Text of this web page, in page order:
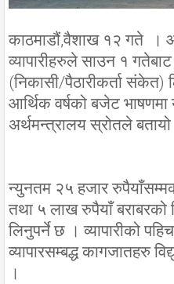
काठमाडौं,वैशाख १२ गते ।
व्यापारीहरुले साउन १
(निकासी/पैठारीकर्ता
आर्थिक वर्षको बजेट
अर्थमन्त्रालय स्रोतले
न्युनतम २५ हजार
तथा ५ लाख रुपैयाँ बराबरको
लिनुपर्ने छ । व्यापारीको
व्यापारसम्बद्ध कागजातहरु
।